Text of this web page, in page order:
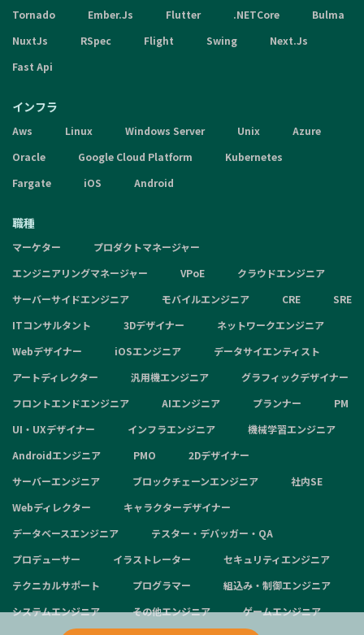
Tornado
Ember.Js Flutter .NETCore
Bulma
NuxtJs
RSpec Flight Swing
Next.Js
Fast Api
インフラ
Aws Linux Windows Server Unix
Azure
Oracle
Google Cloud Platform
Kubernetes
Fargate
iOS Android
職種
マーケター
プロダクトマネージャー
エンジニアリングマネージャー
VPoE
クラウドエンジニア
サーバーサイドエンジニア
モバイルエンジニア CRE
SRE
ITコンサルタント
3Dデザイナー
ネットワークエンジニア
Webデザイナー
iOSエンジニア
データサイエンティスト
アートディレクター
汎用機エンジニア
グラフィックデザイナー
フロントエンドエンジニア
AIエンジニア プランナー
PM
UI・UXデザイナー
インフラエンジニア
機械学習エンジニア
Androidエンジニア
PMO
2Dデザイナー
サーバーエンジニア
ブロックチェーンエンジニア
社内SE
Webディレクター
キャラクターデザイナー
データベースエンジニア
テスター・デバッガー・QA
プロデューサー
イラストレーター
セキュリティエンジニア
テクニカルサポート
プログラマー
組込み・制御エンジニア
システムエンジニア
その他エンジニア ゲームエンジニア